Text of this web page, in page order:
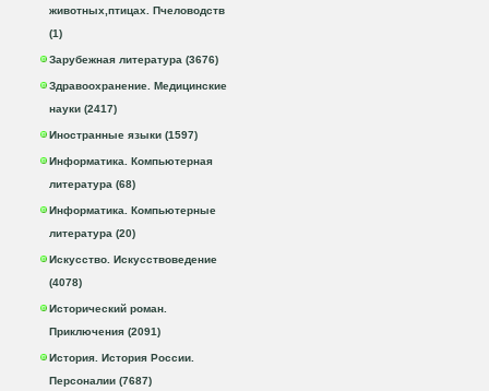
животных,птицах. Пчеловодств
(1)
Зарубежная литература (3676)
Здравоохранение. Медицинские
науки (2417)
Иностранные языки (1597)
Информатика. Компьютерная
литература (68)
Информатика. Компьютерные
литература (20)
Искусство. Искусствоведение
(4078)
Исторический роман.
Приключения (2091)
История. История России.
Персоналии (7687)